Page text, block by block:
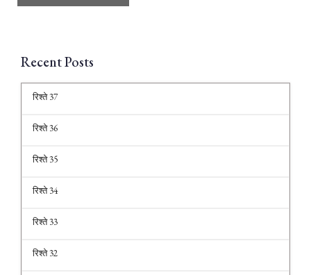
Recent Posts
रिश्ते 37
रिश्ते 36
रिश्ते 35
रिश्ते 34
रिश्ते 33
रिश्ते 32